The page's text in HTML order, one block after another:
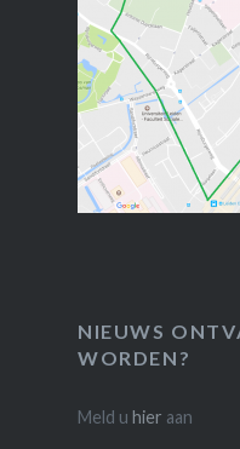
NIEUWS
WORDEN?
Meld u hier aan